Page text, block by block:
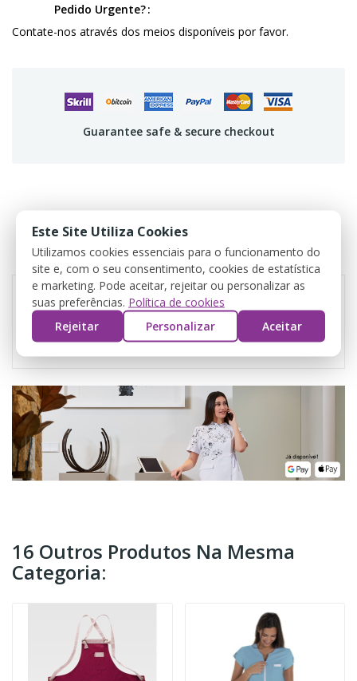
Pedido Urgente?
Contate-nos através dos meios disponíveis por favor.
Guarantee safe & secure checkout
DADOS DO PRODUTO
COMENTÁRIOS
Referência
16 Outros Produtos Na Mesma
Categoria:
Este Site Utiliza Cookies
Utilizamos cookies essenciais para o funcionamento do
site e, com o seu consentimento, cookies de estatística
e marketing. Pode aceitar, rejeitar ou personalizar as
suas preferências. Política de cookies
Rejeitar
Personalizar Aceitar